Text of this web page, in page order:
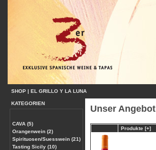
SHOP | EL GRILLO Y LA LUNA
KATEGORIEN
CAVA (5)
Orangenwein (2)
Spirituosen/Suesswein (21)
Tasting Sicily (10)
Unser Angebot
Produkte [+]